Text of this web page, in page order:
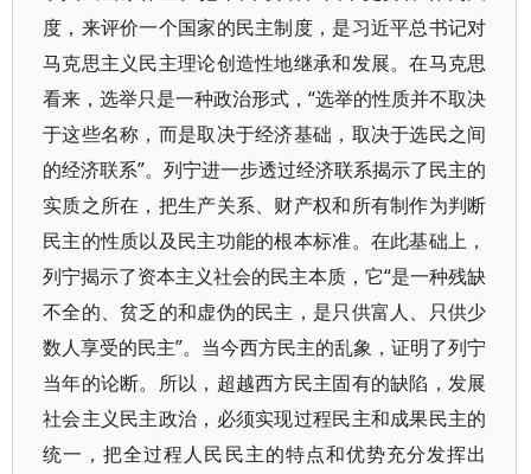
度，来评价一个国家的民主制度，是习近平总书记对
马克思主义民主理论创造性地继承和发展。在马克思
看来，选举只是一种政治形式，“选举的性质并不取决
于这些名称，而是取决于经济基础，取决于选民之间
的经济联系”。列宁进一步透过经济联系揭示了民主的
实质之所在，把生产关系、财产权和所有制作为判断
民主的性质以及民主功能的根本标准。在此基础上，
列宁揭示了资本主义社会的民主本质，它“是一种残缺
不全的、贫乏的和虚伪的民主，是只供富人、只供少
数人享受的民主”。当今西方民主的乱象，证明了列宁
当年的论断。所以，超越西方民主固有的缺陷，发展
社会主义民主政治，必须实现过程民主和成果民主的
统一，把全过程人民民主的特点和优势充分发挥出